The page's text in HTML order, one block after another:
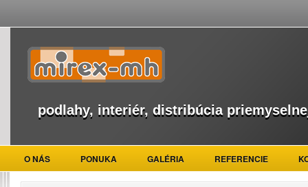
podlahy, interiér, distribúcia
O NÁS PONUKA GALÉRIA REFERENCIE